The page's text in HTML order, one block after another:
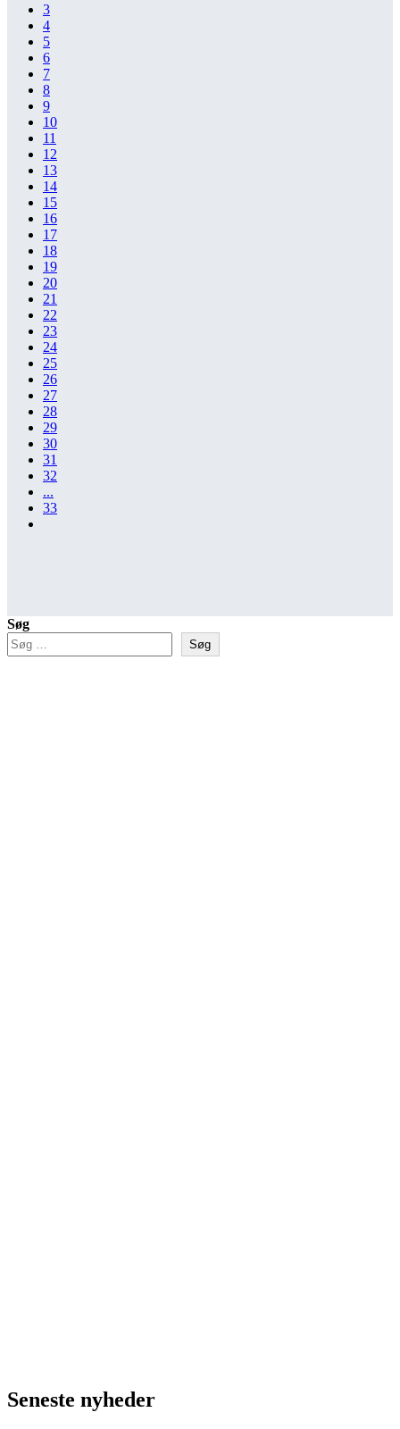
3
4
5
6
7
8
9
10
11
12
13
14
15
16
17
18
19
20
21
22
23
24
25
26
27
28
29
30
31
32
...
33
Søg
Søg
Seneste nyheder